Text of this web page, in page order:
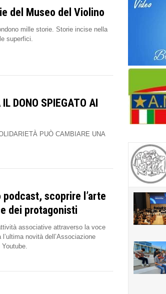
del Museo del Violino
mille storie. Storie incise nella
superfici.
DONO SPIEGATO AI
PUÒ CAMBIARE UNA
podcast, scoprire l’arte
dei protagonisti
associative attraverso la voce
novità dell’Associazione